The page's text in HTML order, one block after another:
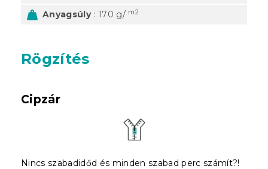
Anyagsúly: 170 g/ m2
Rögzítés
Cipzár
Nincs szabadidőd és minden szabad perc számít?!